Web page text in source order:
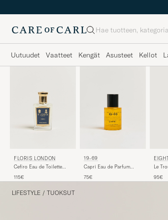
Haku
Uutuudet Vaatteet Kengät Asusteet Kellot
FLORIS LONDON
Cefiro Eau de Toilette
115€
19-69
Capri Eau de Parfum
75€
Le
95€
LIFESTYLE / TUOKSUT